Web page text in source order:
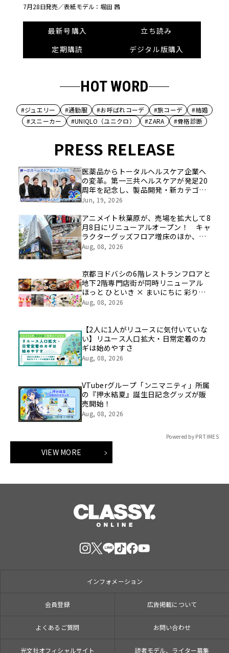
7月28日発売／表紙モデル：堀田 茜
最新号購入
立ち読み
定期購読
デジタル版購入
HOT WORD
#ジュエリー #通勤服 #お呼ばれコーデ #旅コーデ
#結婚
#スニーカー
#UNIQLO（ユニクロ） #ZARA #骨格診断
PRESS RELEASE
医薬品からトータルヘルスケア企業へ
の変革。第一三共ヘルスケアが発足20
周年を記念し、製品開発・新カテゴリ
挑戦の舞台や旧社統合時のエピソード
像を公開！
Jun, 19, 2026
アニメイト秋葉原が、売場を拡大して8
月8日にリニューアルオープン！ キャ
ラクターグッズフロア増床のほか、新
たにカプセルトイ特化フロアや期間限
Aug, 08, 2026
京都ヨドバシの6階レストランフロアと
地下2階専門店街が同時リニューアル
ほっと ひといき × まいにちに 彩りと
豊かさと
Aug, 08, 2026
【2人に1人がリユースに気付いていな
い】リユース人口拡大・日常定着のカ
ギは始めやすさ
Aug, 08, 2026
VTuberグループ「ンニマニティ」所属
の『押水結夏』誕生日記念グッズが販
売開始！
Aug, 08, 2026
Powered by PR TIMES
VIEW MORE
インフォメーション
会員登録 広告掲載について
よくあるご質問 お問い合わせ
光文社オフィシャルサイト 読者モデル、ライター募集